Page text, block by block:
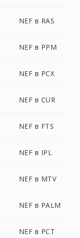
NEF в RAS
NEF в PPM
NEF в PCX
NEF в CUR
NEF в FTS
NEF в IPL
NEF в MTV
NEF в PALM
NEF в PCT